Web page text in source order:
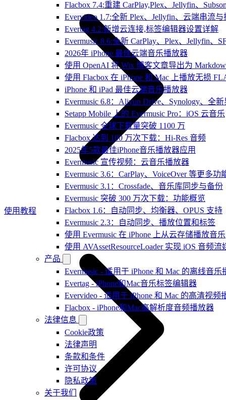
Flacbox 7.4:重建 CarPlay,Plex、Jellyfin、
Evervideo 1.7:全新 Plex、Jellyfin、云端串流
Evertag 4.2:新增云连接,标签编辑器设置详解
Evermusic 8.6:全新 CarPlay、Plex、Jellyfin、
2026年 iPhone 最佳云端音乐播放器
使用 OpenAI 将 Wix 博客文章导出为
使用 Flacbox 在 iPhone 和 Mac 上播放无损
iPhone 和 iPad 最佳云端音乐播放器
Evermusic 6.8：Aliyun Drive、Synology、全
Setapp Mobile 上的 Evermusic Pro：iOS 云音乐
Evermusic 全球下载量突破 1100 万
Flacbox 达到 100 万次下载：Hi-Res 音频
2025年5款最佳iPhone音乐播放器应用
Evermusic 宣传视频：云音乐播放器
Evermusic 3.6：CarPlay、VoiceOver 等更多功
Evermusic 3.1：Crossfade、音乐库同步与备份
Evermusic 突破 300 万次下载：功能概览
Flacbox 1.6：自动同步、均衡器、OPUS 支持
Evermusic 2.3：自动同步、播放位置和标签
使用 Evermusic 在 iPhone 上从云存储播放音乐
使用 AVAssetResourceLoader 实现 iOS 音频流
产品
Evermusic - 适用于 iPhone 和 Mac 的离线音乐
Evertag - iPhone和Mac音乐标签编辑器
Evervideo - 适用于 iPhone 和 Mac 的高清视频
Flacbox - iPhone和Mac高解析度音频播放器
法律信息
Cookie政策
法律声明
条款和条件
许可协议
隐私政策
关于我们
使用教程